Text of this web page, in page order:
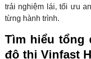
trải nghiệm lái, tối ưu
từng hành trình.
Tìm hiểu tổng
đô thị Vinfast